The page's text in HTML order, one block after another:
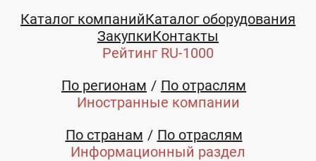
Каталог компанийКаталог оборудования
ЗакупкиКонтакты
Рейтинг RU-1000
По регионам
По отраслям
Иностранные компании
По странам
По отраслям
Информационный раздел